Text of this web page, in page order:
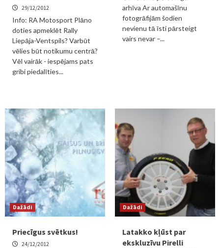
29/12/2012
Info: RA Motosport Plāno
doties apmeklēt Rally
Liepāja-Ventspils? Varbūt
vēlies būt notikumu centrā?
Vēl vairāk - iespējams pats
gribi piedalīties...
arhīva Ar automašīnu
fotogrāfijām šodien
nevienu tā īsti pārsteigt
vairs nevar –...
Dažādi
Priecīgus svētkus!
24/12/2012
Dažādi
Latakko kļūst par
ekskluzīvu Pirelli